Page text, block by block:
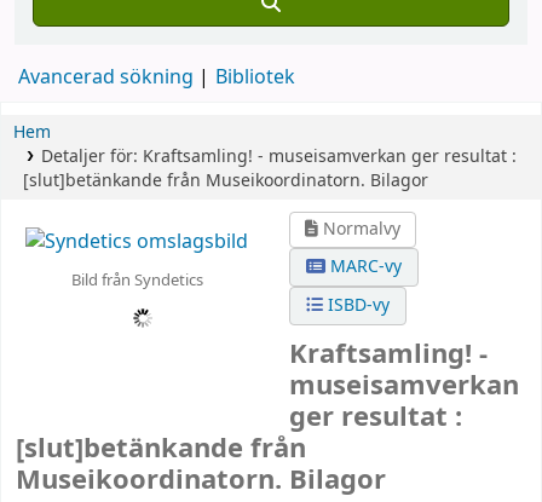
Avancerad sökning Bibliotek
Hem
Detaljer för: Kraftsamling! - museisamverkan ger resultat :
[slut]betänkande från Museikoordinatorn. Bilagor
Bild från Syndetics
Normalvy
MARC-vy
ISBD-vy
Kraftsamling! -
museisamverkan
ger resultat :
[slut]betänkande från
Museikoordinatorn. Bilagor